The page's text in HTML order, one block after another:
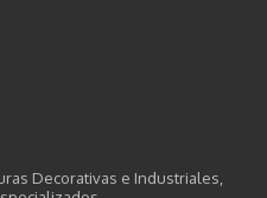
Decorativas e Industriales,